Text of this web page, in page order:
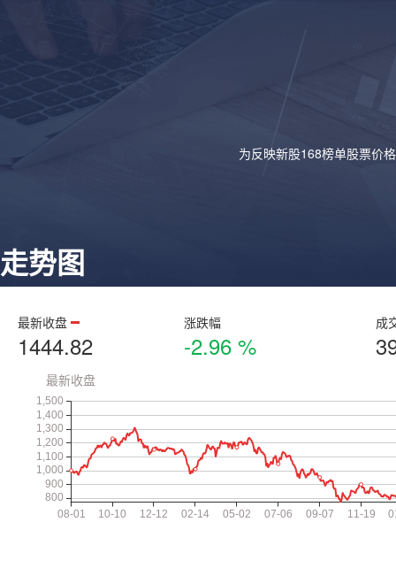
为反映新股168榜单股票价
走势图
最新收盘
1444.82
涨跌幅
-2.96 %
成